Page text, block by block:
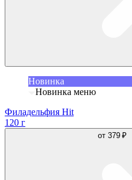
Новинка
Новинка меню
Филадельфия Hit
120 г
от 379 ₽